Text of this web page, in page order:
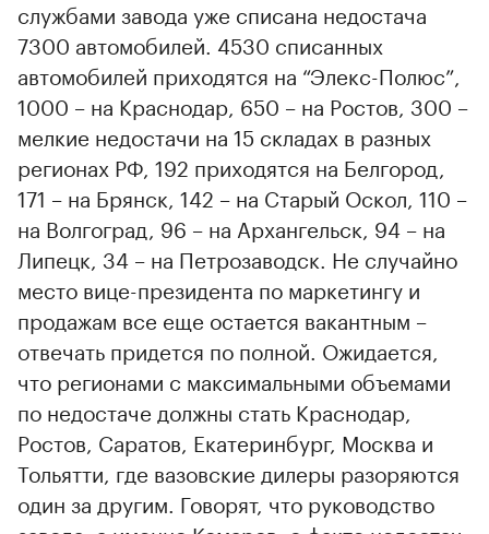
службами завода уже списана недостача
7300 автомобилей. 4530 списанных
автомобилей приходятся на “Элекс-Полюс”,
1000 – на Краснодар, 650 – на Ростов, 300 –
мелкие недостачи на 15 складах в разных
регионах РФ, 192 приходятся на Белгород,
171 – на Брянск, 142 – на Старый Оскол, 110 –
на Волгоград, 96 – на Архангельск, 94 – на
Липецк, 34 – на Петрозаводск. Не случайно
место вице-президента по маркетингу и
продажам все еще остается вакантным –
отвечать придется по полной. Ожидается,
что регионами с максимальными объемами
по недостаче должны стать Краснодар,
Ростов, Саратов, Екатеринбург, Москва и
Тольятти, где вазовские дилеры разоряются
один за другим. Говорят, что руководство